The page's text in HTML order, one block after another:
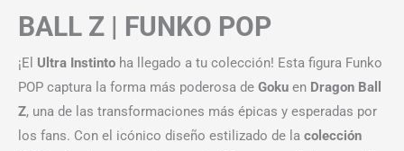
BALL Z | FUNKO POP
¡El Ultra Instinto ha llegado a tu colección! Esta figura Funko
POP captura la forma más poderosa de Goku en Dragon Ball
Z, una de las transformaciones más épicas y esperadas por
los fans. Con el icónico diseño estilizado de la colección